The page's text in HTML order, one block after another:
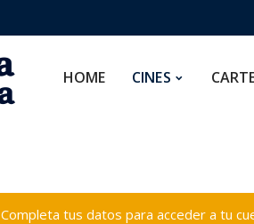
HOME CINES
Completa tus datos para acceder a tu